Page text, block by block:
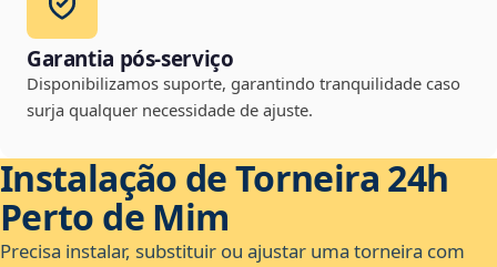
Garantia pós-serviço
Disponibilizamos suporte, garantindo tranquilidade caso
surja qualquer necessidade de ajuste.
Instalação de Torneira 24h
Perto de Mim
Precisa instalar, substituir ou ajustar uma torneira com